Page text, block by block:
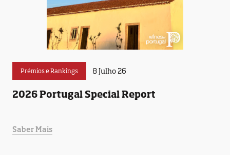
Prémios e Rankings 8 Julho 26
2026 Portugal Special Report
Saber Mais